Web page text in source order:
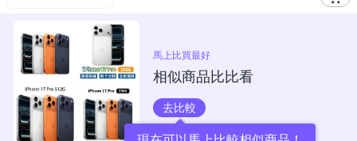
馬上比買最好
相似商品比比看
去比較